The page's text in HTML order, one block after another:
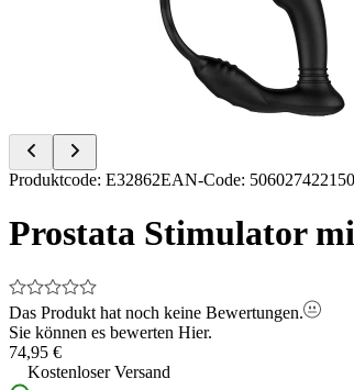
Item
of
11
Produktcode: E32862EAN-Code:
Prostata Stimulator
Das Produkt hat noch keine Bewertungen.
Sie können es bewerten Hier.
74,95 €
Kostenloser Versand